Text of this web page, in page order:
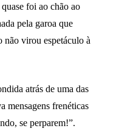
foi ao chão ao
pela garoa que
não virou espetáculo à
atrás de uma das
mensagens frenéticas
se perparem!”.